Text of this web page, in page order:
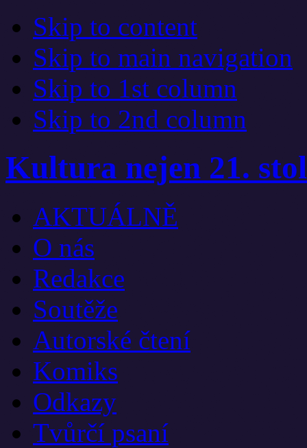
Skip to content
Skip to main navigation
Skip to 1st column
Skip to 2nd column
Kultura nejen 21.
AKTUÁLNĚ
O nás
Redakce
Soutěže
Autorské čtení
Komiks
Odkazy
Tvůrčí psaní